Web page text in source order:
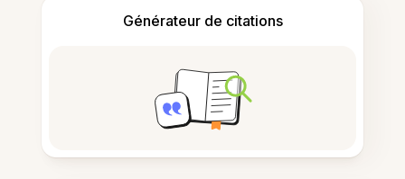
Générateur de citations